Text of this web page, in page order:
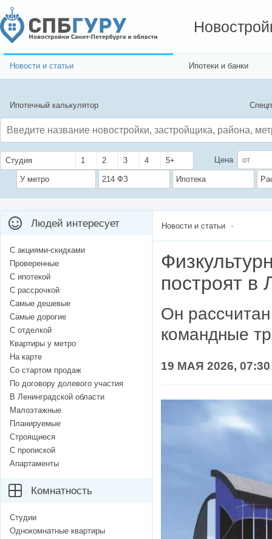
Новости и статьи Ипотеки и банки
Ипотечный калькулятор
Студия 1 2 3 4 5+ Цена
У метро 214 ФЗ Ипотека
Новости и статьи
построят
Он
командные
19 МАЯ 2026, 07:30
Людей интересует
С акциями-скидками
Проверенные
С ипотекой
С рассрочкой
Самые дешевые
Самые дорогие
С отделкой
Квартиры у метро
На карте
Со стартом продаж
По договору долевого участия
В Ленинградской области
Малоэтажные
Планируемые
Строящиеся
С пропиской
Апартаменты
Комнатность
Студии
Однокомнатные квартиры